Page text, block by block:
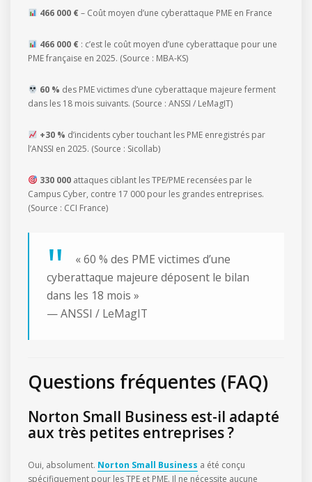
466 000 € – Coût moyen d’une cyberattaque PME en France
466 000 € : c’est le coût moyen d’une cyberattaque pour une
PME française en 2025. (Source : MBA-KS)
60 % des PME victimes d’une cyberattaque majeure ferment
dans les 18 mois suivants. (Source : ANSSI / LeMagIT)
+30 % d’incidents cyber touchant les PME enregistrés par
l’ANSSI en 2025. (Source : Sicollab)
330 000attaques ciblant les TPE/PME recensées par le
Campus Cyber, contre 17 000 pour les grandes entreprises.
(Source : CCI France)
« 60 % des PME victimes d’une
cyberattaque majeure déposent le bilan
dans les 18 mois »
— ANSSI / LeMagIT
Questions fréquentes (FAQ)
Norton Small Business est-il adapté
aux très petites entreprises ?
Oui, absolument. Norton Small Business a été conçu
spécifiquement pour les TPE et PME. Il ne nécessite aucune